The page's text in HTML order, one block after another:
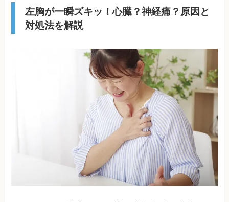
左胸が一瞬ズキッ！心臓？神経痛？原因と
対処法を解説